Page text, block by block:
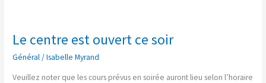
Le centre est ouvert ce soir
Général/Isabelle Myrand
Veuillez noter que les cours prévus en soirée auront lieu selon l’horaire
Le
est
ouvert